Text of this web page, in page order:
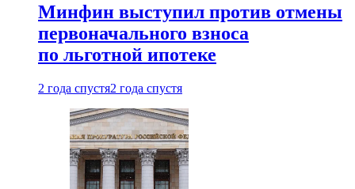
Минфин выступил против отмены
первоначального взноса
по льготной ипотеке
2 года спустя2 года спустя